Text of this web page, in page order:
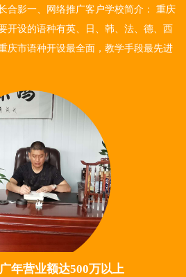
合影一、网络推广客户学校简介： 重庆
开设的语种有英、日、韩、法、德、西
庆市语种开设最全面，教学手段最先进
年营业额达500万以上